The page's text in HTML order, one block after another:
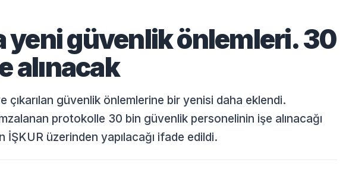
yeni güvenlik önlemleri. 30
alınacak
çıkarılan güvenlik önlemlerine bir yenisi daha eklendi.
protokolle 30 bin güvenlik personelinin işe alınacağı
İŞKUR üzerinden yapılacağı ifade edildi.